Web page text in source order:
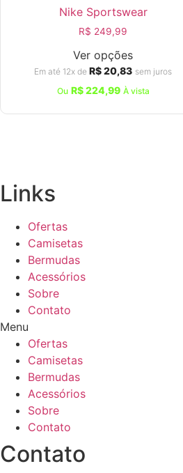
Nike Sportswear
R$ 249,99
Ver opções
Em até 12x de R$20,83 sem juros
Ou R$224,99 À vista
Links
Ofertas
Camisetas
Bermudas
Acessórios
Sobre
Contato
Menu
Ofertas
Camisetas
Bermudas
Acessórios
Sobre
Contato
Contato